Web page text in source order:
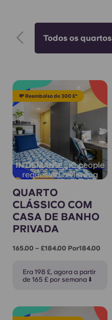
Todos os quartos
💸 Reembolso de 300 £*
IN DEMAND! 10 people
requested a viewing
QUARTO
CLÁSSICO COM
CASA DE BANHO
PRIVADA
165.00 – £184.00 Por184.00
Era 198 £, agora a partir
de 165 £ por semana ⬇️